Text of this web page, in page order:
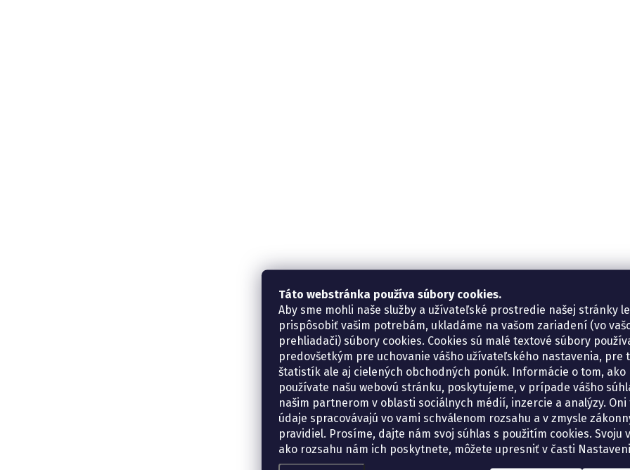
Táto webstránka používa súbory cookies.
Aby sme mohli naše služby a užívateľské prostredie našej stránky
prispôsobiť vašim potrebám, ukladáme na vašom zariadení (vo
prehliadači) súbory cookies. Cookies sú malé textové súbory
predovšetkým pre uchovanie vášho užívateľského nastavenia, pre
štatistík ale aj cielených obchodných ponúk. Informácie o tom, ako
používate našu webovú stránku, poskytujeme, v prípade vášho
našim partnerom v oblasti sociálnych médií, inzercie a analýzy.
údaje spracovávajú vo vami schválenom rozsahu a v zmysle
pravidiel. Prosíme, dajte nám svoj súhlas s použitím cookies. Svoju
ako rozsahu nám ich poskytnete, môžete upresniť v časti